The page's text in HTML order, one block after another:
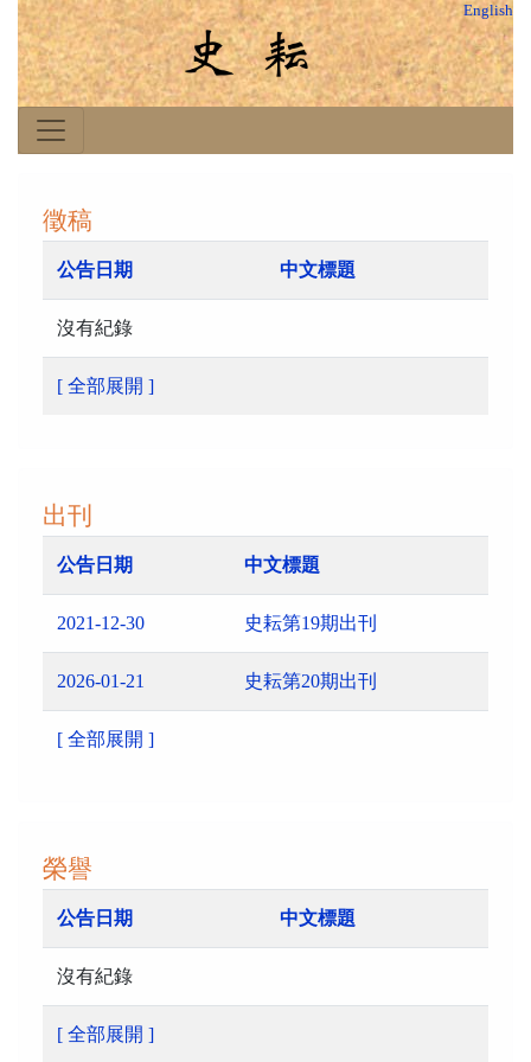
English
徵稿
公告日期 中文標題
沒有紀錄
[ 全部展開 ]
出刊
公告日期 中文標題
2021-12-30 史耘第19期出刊
2026-01-21 史耘第20期出刊
[ 全部展開 ]
榮譽
公告日期 中文標題
沒有紀錄
[ 全部展開 ]